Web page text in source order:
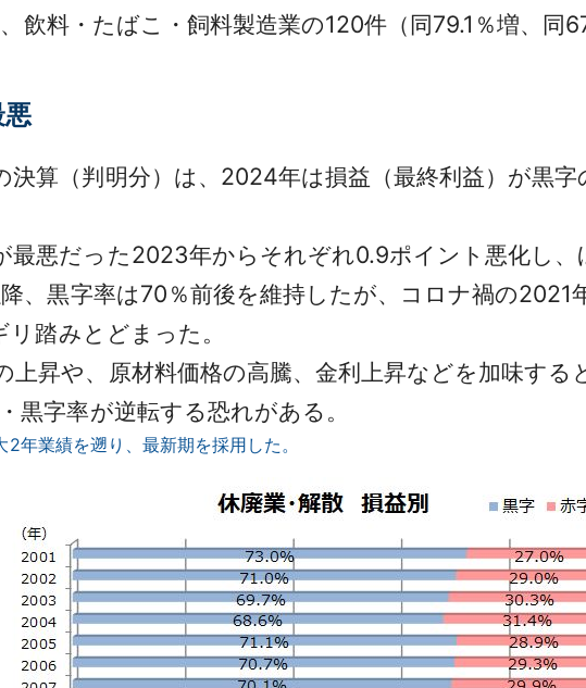
飲料・たばこ・飼料製造業の120件（同79.1％増、同
算（判明分）は、2024年は損益（最終利益）が黒字
悪だった2023年からそれぞれ0.9ポイント悪化し、
、黒字率は70％前後を維持したが、コロナ禍の2021
踏みとどまった。
昇や、原材料価格の高騰、金利上昇などを加味する
黒字率が逆転する恐れがある。
年業績を遡り、最新期を採用した。